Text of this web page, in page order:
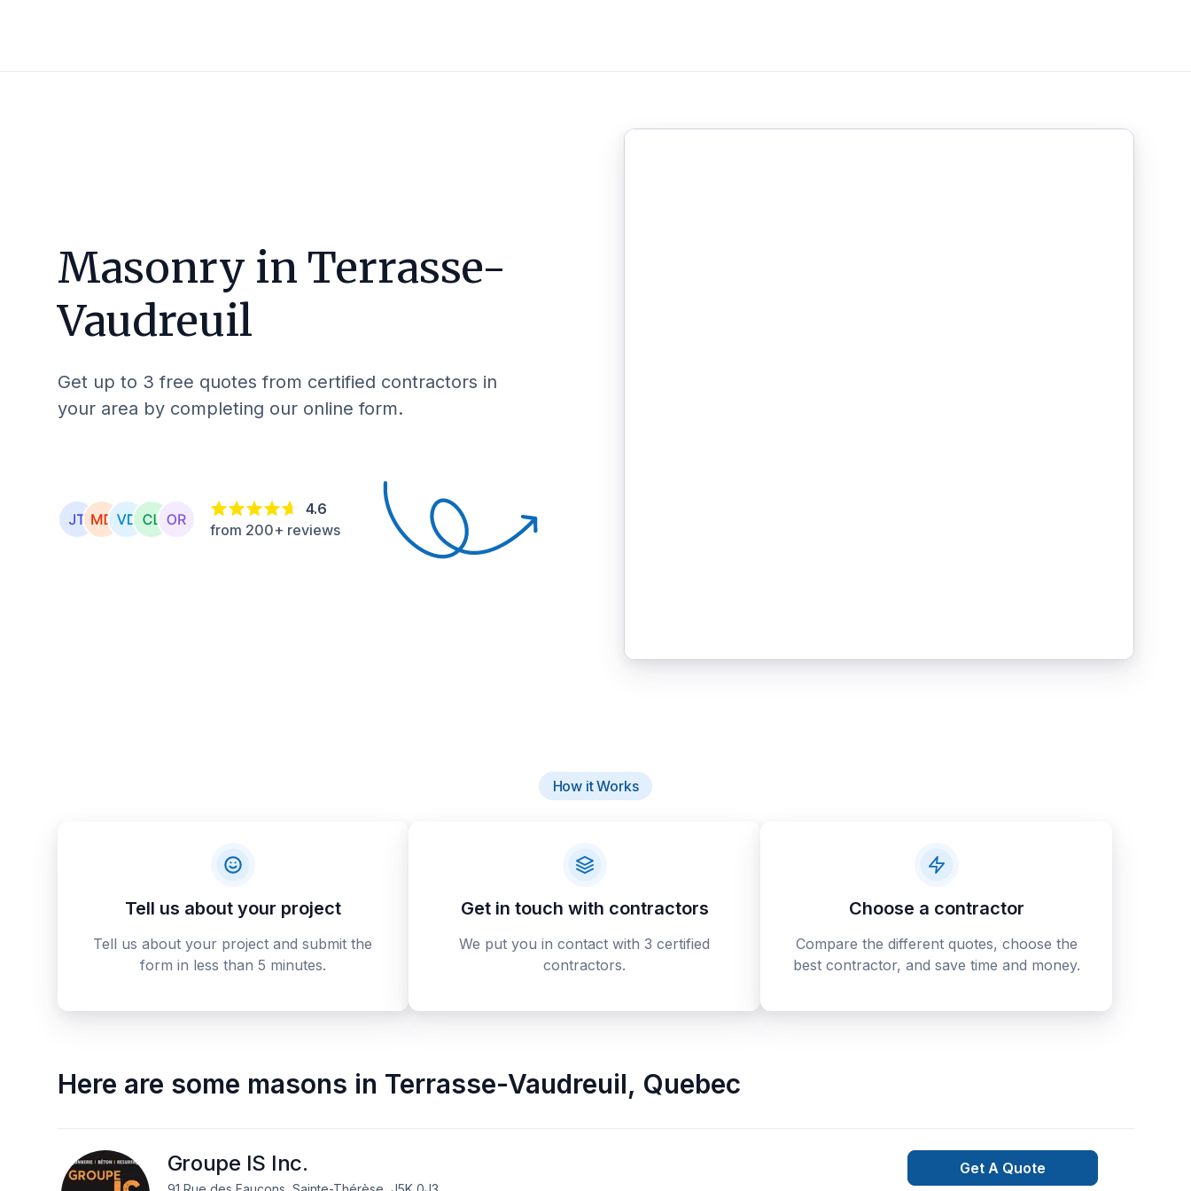
Masonry in Terrasse-
Vaudreuil
Get up to 3 free quotes from certified contractors in
your area by completing our online form.
4.6
from 200+ reviews
How it Works
Tell us about your project
Tell us about your project and submit the
form in less than 5 minutes.
Get in touch with contractors
We put you in contact with 3 certified
contractors.
Choose a contractor
Compare the different quotes, choose the
best contractor, and save time and money.
Here are some masons in Terrasse-Vaudreuil, Quebec
Groupe IS Inc. Get A Quote